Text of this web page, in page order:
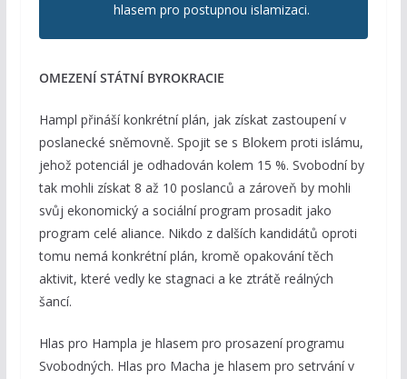
hlasem pro postupnou islamizaci.
OMEZENÍ STÁTNÍ BYROKRACIE
Hampl přináší konkrétní plán, jak získat zastoupení v
poslanecké sněmovně. Spojit se s Blokem proti islámu,
jehož potenciál je odhadován kolem 15 %. Svobodní by
tak mohli získat 8 až 10 poslanců a zároveň by mohli
svůj ekonomický a sociální program prosadit jako
program celé aliance. Nikdo z dalších kandidátů oproti
tomu nemá konkrétní plán, kromě opakování těch
aktivit, které vedly ke stagnaci a ke ztrátě reálných
šancí.
Hlas pro Hampla je hlasem pro prosazení programu
Svobodných. Hlas pro Macha je hlasem pro setrvání v